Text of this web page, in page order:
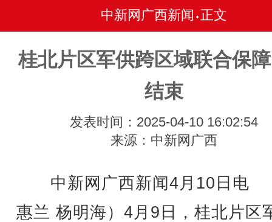
中新网广西新闻 • 正文
桂北片区军供跨区域联合保
结束
发表时间：2025-04-10 16:02:54
来源：中新网广西
中新网广西新闻4月10日电
惠兰 杨明海）4月9日，桂北片区